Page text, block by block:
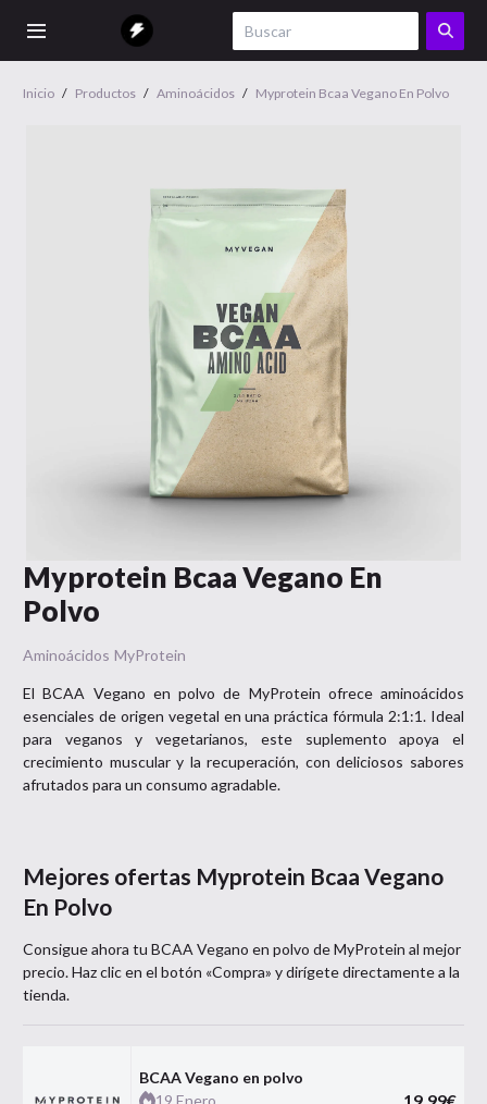
Inicio / Productos / Aminoácidos / Myprotein Bcaa Vegano En Polvo
Myprotein Bcaa Vegano En
Polvo
Aminoácidos MyProtein
El BCAA Vegano en polvo de MyProtein ofrece aminoácidos
esenciales de origen vegetal en una práctica fórmula 2:1:1. Ideal
para veganos y vegetarianos, este suplemento apoya el
crecimiento muscular y la recuperación, con deliciosos sabores
afrutados para un consumo agradable.
Mejores ofertas Myprotein Bcaa Vegano
En Polvo
Consigue ahora tu BCAA Vegano en polvo deMyProtein al mejor
precio. Haz clic en el botón «Compra» y dirígete directamente a la
tienda.
BCAA Vegano en polvo
19 Enero
19.99€